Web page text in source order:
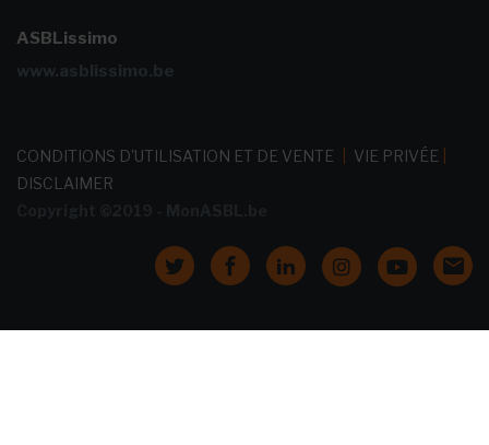
ASBLissimo
www.asblissimo.be
CONDITIONS D'UTILISATION ET DE VENTE VIE PRIVÉE
DISCLAIMER